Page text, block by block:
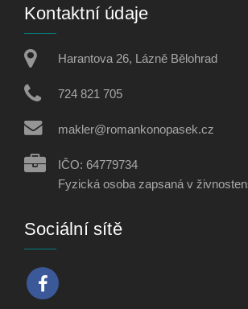
Kontaktní údaje
Harantova 26, Lázně Bělohrad
724 821 705
makler@romankonopasek.cz
IČO: 64779734
Fyzická osoba zapsaná v
Sociální sítě